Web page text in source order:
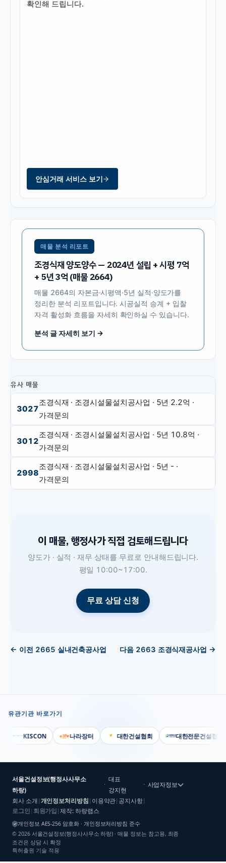
확인해 드립니다.
안심거래 서비스 보기
매물 분석 리포트
조경식재 양도양수 — 2024년 설립 + 시평 7억
+ 5년 3억 (매물 2664)
매물 2664의 자본금·시평액·5년 실적·양도가를
정리한 분석 리포트입니다. 시공실적 승계 + 입찰
자격 활성화 흐름을 자세히 확인하실 수 있습니다.
분석 글 자세히 보기 →
유사 매물
3027
조경식재 · 조경시설물설치공사업 · 5년 2.2억 ·
가격문의
3012
조경식재 · 조경시설물설치공사업 · 5년 10.8억 ·
가격문의
2998
조경식재 · 조경시설물설치공사업 · 5년 - ·
가격문의
이 매물, 행정사가 직접 검토해드립니다
양도가 · 실적 · 재무 상태를 무료로 안내해드립니다.
평일 10:00~17:00.
무료 상담 신청
← 이전 2665 실내건축공사업 다음 2663 조경식재공사업 →
유관기관 바로가기
KISCON 나라장터 대한건설협회 대한전문건설협회
서울건설정보(행정사사무소
하랑)
·
대표
강지현
· 사업자정보
회사 소개 | 개인정보처리방침 | 이용약관| 공지사항|
로그인 회원가입 |제작: 하랑랩스
개인정보 AES-256 암호화 · 개인정보처리방침 준수
© 2026 서울건설정보(행정사사무소 하랑) · 매물 정보는 참고용, 최종
조건은 상담 시 확정
특허출원 기술 적용